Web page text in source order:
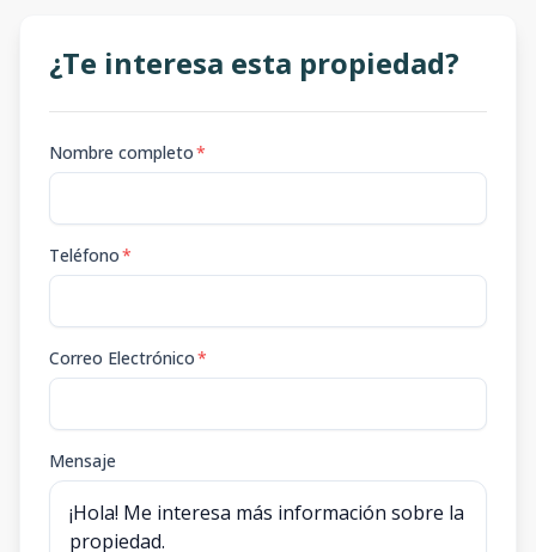
¿Te interesa esta propiedad?
Nombre completo*
Teléfono*
Correo Electrónico*
Mensaje